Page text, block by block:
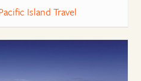
Island Travel